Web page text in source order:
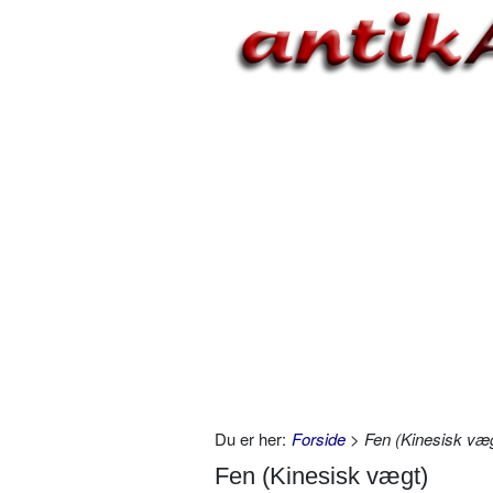
Du er her: Forside > Fen (Kinesisk
Fen (Kinesisk vægt)